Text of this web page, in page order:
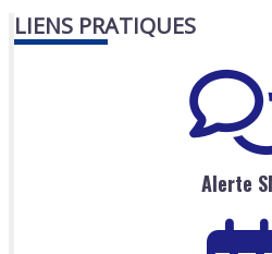
LIENS PRATIQUES
Alerte